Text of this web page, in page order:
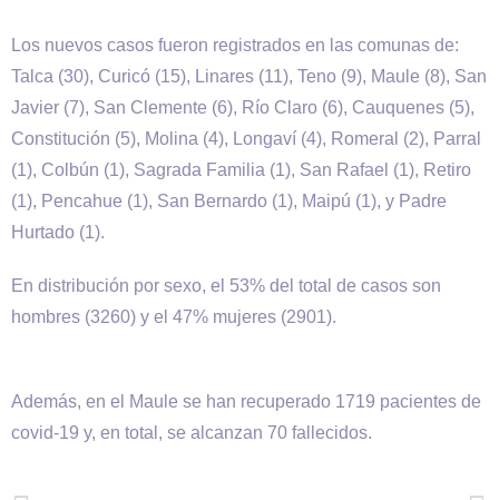
Los nuevos casos fueron registrados en las comunas de:
Talca (30), Curicó (15), Linares (11), Teno (9), Maule (8), San
Javier (7), San Clemente (6), Río Claro (6), Cauquenes (5),
Constitución (5), Molina (4), Longaví (4), Romeral (2), Parral
(1), Colbún (1), Sagrada Familia (1), San Rafael (1), Retiro
(1), Pencahue (1), San Bernardo (1), Maipú (1), y Padre
Hurtado (1).
En distribución por sexo, el 53% del total de casos son
hombres (3260) y el 47% mujeres (2901).
Además, en el Maule se han recuperado 1719 pacientes de
covid-19 y, en total, se alcanzan 70 fallecidos.